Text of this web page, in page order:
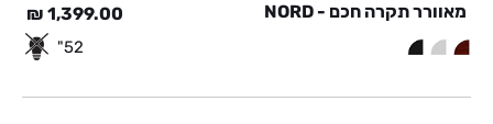
מאוורר תקרה חכם - NORD 1,399.00
₪
52"